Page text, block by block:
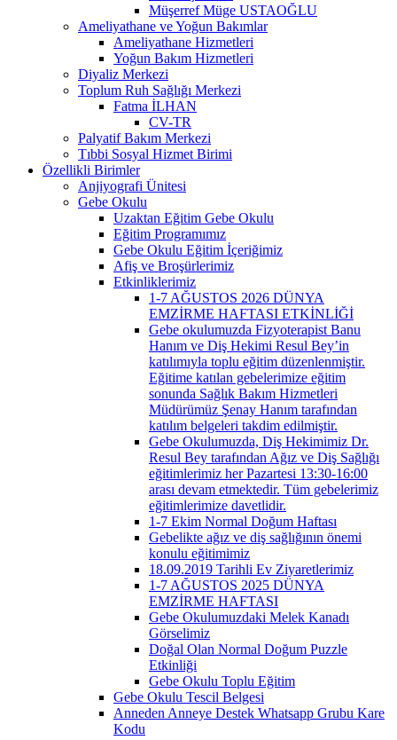
Müşerref Müge USTAOĞLU
Ameliyathane ve Yoğun Bakımlar
Ameliyathane Hizmetleri
Yoğun Bakım Hizmetleri
Diyaliz Merkezi
Toplum Ruh Sağlığı Merkezi
Fatma İLHAN
CV-TR
Palyatif Bakım Merkezi
Tıbbi Sosyal Hizmet Birimi
Özellikli Birimler
Anjiyografi Ünitesi
Gebe Okulu
Uzaktan Eğitim Gebe Okulu
Eğitim Programımız
Gebe Okulu Eğitim İçeriğimiz
Afiş ve Broşürlerimiz
Etkinliklerimiz
1-7 AĞUSTOS 2026 DÜNYA
EMZİRME HAFTASI ETKİNLİĞİ
Gebe okulumuzda Fizyoterapist Banu
Hanım ve Diş Hekimi Resul Bey’in
katılımıyla toplu eğitim düzenlenmiştir.
Eğitime katılan gebelerimize eğitim
sonunda Sağlık Bakım Hizmetleri
Müdürümüz Şenay Hanım tarafından
katılım belgeleri takdim edilmiştir.
Gebe Okulumuzda, Diş Hekimimiz Dr.
Resul Bey tarafından Ağız ve Diş Sağlığı
eğitimlerimiz her Pazartesi 13:30-16:00
arası devam etmektedir. Tüm gebelerimiz
eğitimlerimize davetlidir.
1-7 Ekim Normal Doğum Haftası
Gebelikte ağız ve diş sağlığının önemi
konulu eğitimimiz
18.09.2019 Tarihli Ev Ziyaretlerimiz
1-7 AĞUSTOS 2025 DÜNYA
EMZİRME HAFTASI
Gebe Okulumuzdaki Melek Kanadı
Görselimiz
Doğal Olan Normal Doğum Puzzle
Etkinliği
Gebe Okulu Toplu Eğitim
Gebe Okulu Tescil Belgesi
Anneden Anneye Destek Whatsapp Grubu Kare
Kodu